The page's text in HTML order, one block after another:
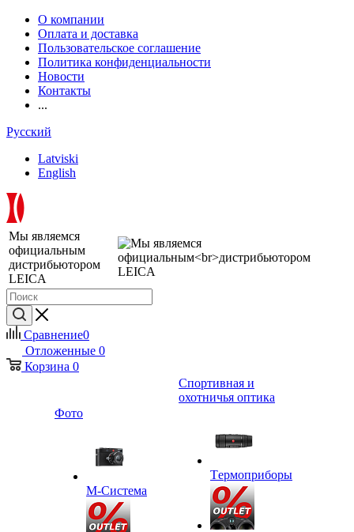
О компании
Оплата и доставка
Пользовательское соглашение
Политика конфиденциальности
Новости
Контакты
...
Русский
Latviski
English
Мы являемся
официальным
дистрибьютором
LEICA
Сравнение0
Отложенные 0
Корзина 0
Фото
M-Система
Спортивная и
охотничья оптика
Tермоприборы